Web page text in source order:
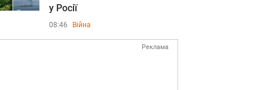
у Росії
08:46 Війна
Реклама